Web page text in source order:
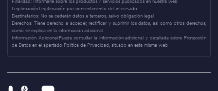
Legitimación:Legitimación por consentimiento del interesado
Destinatarios: No se cederán datos a terceros, salvo obligación legal
Derechos: Tiene derecho a acceder, rectificar y suprimir los datos, así como otros derechos,
como se explica en la información adicional
Información Adicional:Puede consultar la información adicional y detallada sobre Protección
de Datos en el apartado Política de Privacidad, situado en esta misma web